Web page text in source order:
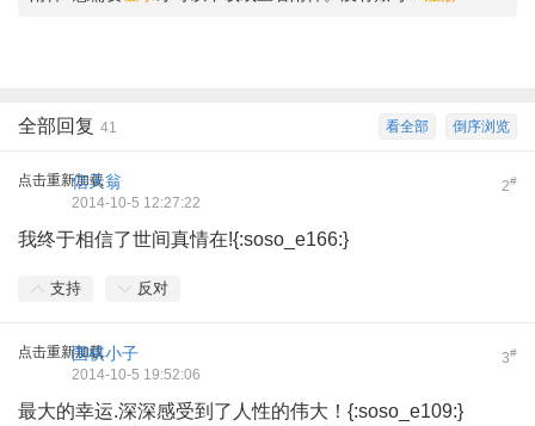
倒序浏览
看全部
全部回复 41
点击重新加载 2#
信天翁
2014-10-5 12:27:22
我终于相信了世间真情在!{:soso_e166:}
支持 反对
点击重新加载 3#
围棋小子
2014-10-5 19:52:06
最大的幸运.深深感受到了人性的伟大！{:soso_e109:}